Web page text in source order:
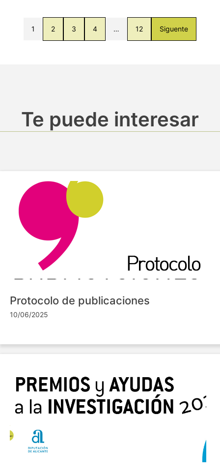
1 2 3 4 … 12 Siguente
Te puede interesar
Protocolo de publicaciones
10/06/2025